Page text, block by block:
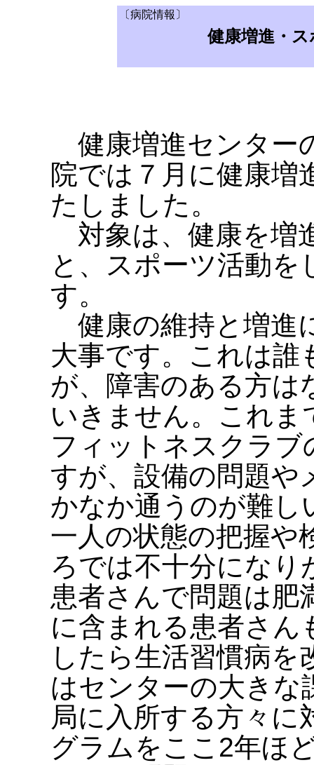
〔病院情報〕
健康増進・
健康増進センター
院では７月に健康増
たしました。
対象は、健康を増
と、スポーツ活動
す。
健康の維持と増進
大事です。これは誰
が、障害のある方は
いきません。これま
フィットネスクラ
すが、設備の問題や
かなか通うのが難し
一人の状態の把握や
ろでは不十分にな
患者さんで問題は肥
に含まれる患者さ
したら生活習慣病
はセンターの大きな
局に入所する方々に
グラムをここ2年ほ